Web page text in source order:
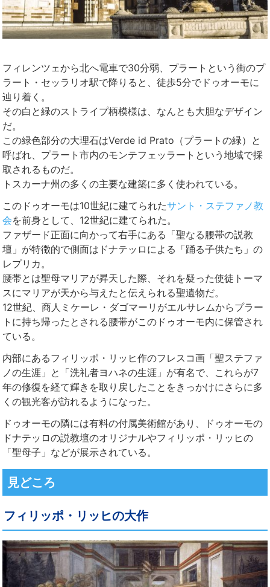
フィレンツェから北へ電車で30分弱、プラートという街のプ
ラート・セッラリオ駅で降りると、徒歩5分でドゥオーモに
辿り着く。
その白と緑のストライプ柄模様は、なんとも大胆なデザイン
だ。
この緑色部分の大理石はVerde id Prato（プラートの緑）と
呼ばれ、プラート市内のモンテフェッラートという地域で採
取されるものだ。
トスカーナ州の多くの主要な建築に多く使われている。
このドゥオーモは10世紀に建てられたサント・ステファノ教
会を前身として、12世紀に建てられた。
ファザード正面に向かって右手にある「聖なる腰帯の説教
壇」が特徴的で側面はドナテッロによる「踊る子供たち」の
レプリカ。
腰帯とは聖母マリアが昇天した際、それを疑った使徒トーマ
スにマリアが天から与えたと伝えられる聖遺物だ。
12世紀、商人ミケーレ・ダゴマーリがエルサレムからプラー
トに持ち帰ったとされる腰帯がこのドゥオーモ内に保管され
ている。
内部にあるフィリッポ・リッヒ作のフレスコ画「聖ステファ
ノの生涯」と「洗礼者ヨハネの生涯」が有名で、これらが7
年の修復を経て輝きを取り戻したことをきっかけにさらに多
くの観光客が訪れるようになった。
ドゥオーモの隣には有料の付属美術館があり、ドゥオーモの
ドナテッロの説教壇のオリジナルやフィリッポ・リッヒの
「聖母子」などが展示されている。
見どころ
フィリッポ・リッヒの大作